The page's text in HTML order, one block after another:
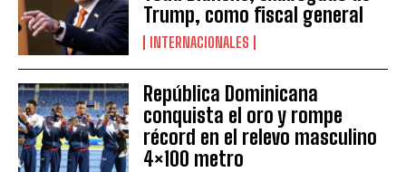
Trump, como fiscal general
INTERNACIONALES
República Dominicana
conquista el oro y rompe
récord en el relevo masculino
4×100 metro